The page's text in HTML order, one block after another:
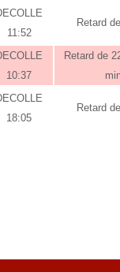
11:52
Retard
10:37
Retard de
18:05
Retard